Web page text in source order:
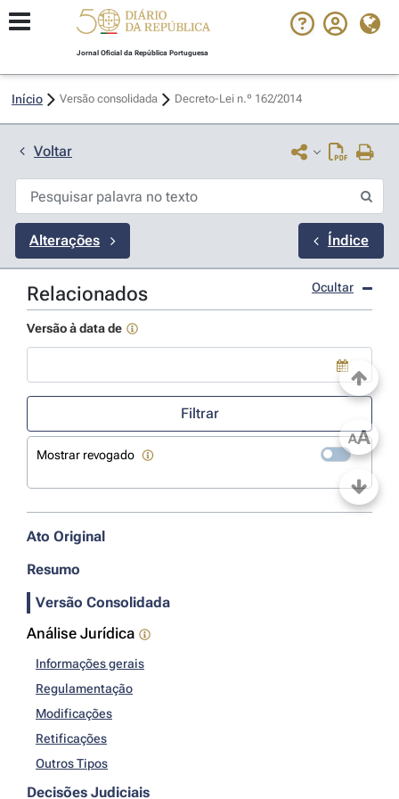
Jornal Oficial da República Portuguesa
Início Versão consolidada Decreto-Lei n.º 162/2014
Voltar
Alterações Índice
Relacionados Ocultar
Versão à data de
Use a tecla de seta para baixo para abrir o calendário; Use as
Filtrar
Mostrar revogado
Ato Original
Resumo
Versão Consolidada
Análise Jurídica
Informações gerais
Regulamentação
Modificações
Retificações
Outros Tipos
Decisões Judiciais
AA